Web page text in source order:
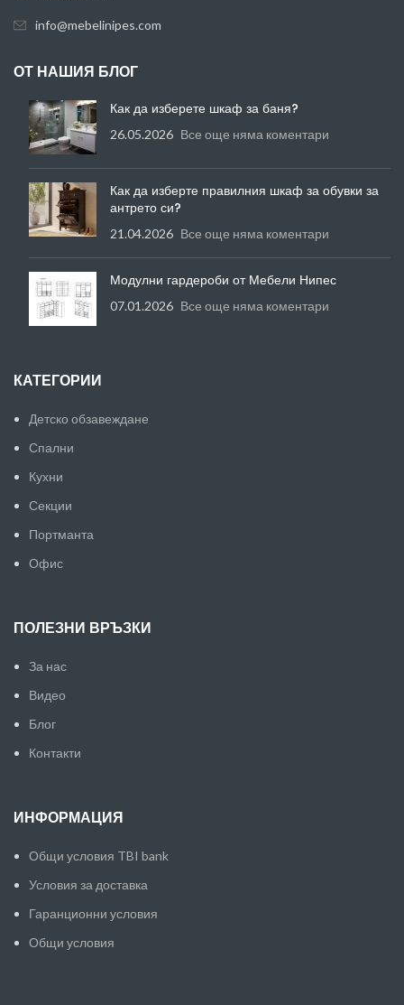
info@mebelinipes.com
ОТ НАШИЯ БЛОГ
Как да изберете шкаф за баня?
26.05.2026 Все още няма коментари
Как да изберте правилния шкаф за обувки за
антрето си?
21.04.2026 Все още няма коментари
Модулни гардероби от Мебели Нипес
07.01.2026 Все още няма коментари
КАТЕГОРИИ
Детско обзавеждане
Спални
Кухни
Секции
Портманта
Офис
ПОЛЕЗНИ ВРЪЗКИ
За нас
Видео
Блог
Контакти
ИНФОРМАЦИЯ
Общи условия TBI bank
Условия за доставка
Гаранционни условия
Общи условия